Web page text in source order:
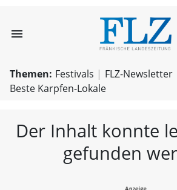
menu FLZ
Themen: Festivals
FLZ-Newsletter
Beste Karpfen-Lokale
Der Inhalt konnte
gefunden